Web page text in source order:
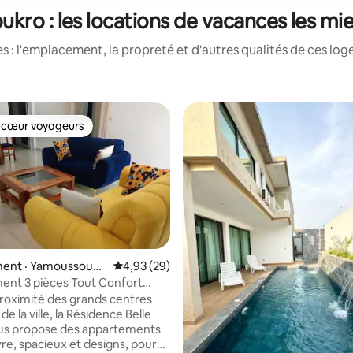
: les locations de vacances les
: l'emplacement, la propreté et d'autres qualités de ces
sur 5, 3 commentaires
cœur voyageurs
voyageurs
· Yamoussoukr
Note moyenne de 4,93 sur 5, 29
4,93 (29)
3 pièces Tout Confort
des grands centres
la ville, la Résidence Belle
propose des appartements
spacieux et designs, pour